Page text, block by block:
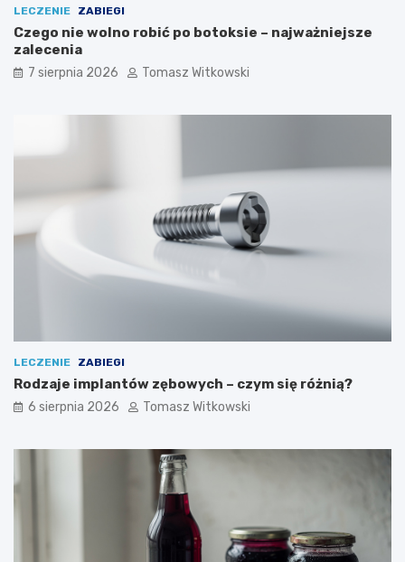
LECZENIE ZABIEGI
Czego nie wolno robić po botoksie – najważniejsze
zalecenia
7 sierpnia 2026 Tomasz Witkowski
LECZENIE ZABIEGI
Rodzaje implantów zębowych – czym się różnią?
6 sierpnia 2026 Tomasz Witkowski